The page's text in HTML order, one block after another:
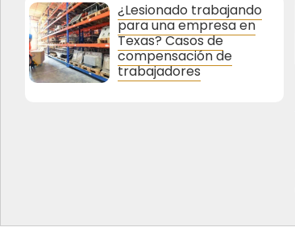
¿Lesionado trabajando
para una empresa en
Texas? Casos de
compensación de
trabajadores